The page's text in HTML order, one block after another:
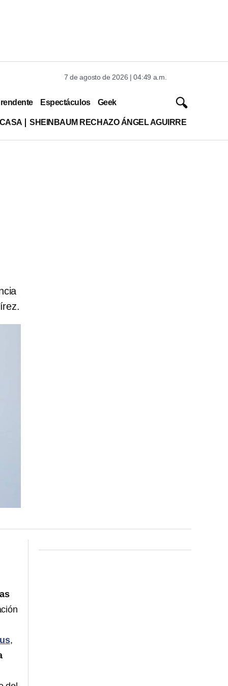
7 de agosto de 2026 | 04:49 a.m.
Espectáculos Geek
SHEINBAUM RECHAZO ÁNGEL AGUIRRE
,